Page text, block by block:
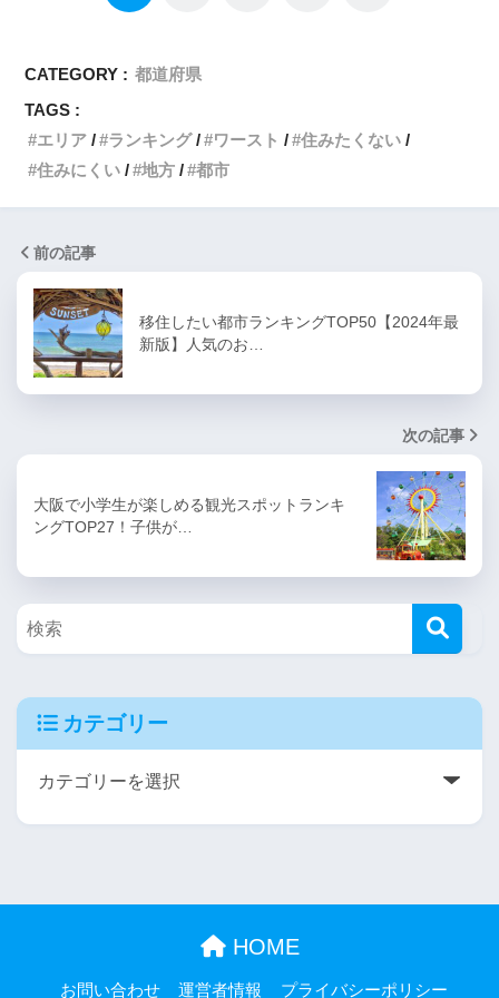
CATEGORY : 都道府県
TAGS :
エリア
ランキング ワースト
住みたくない
住みにくい
地方 都市
前の記事
移住したい都市ランキングTOP50【2024年最
新版】人気のお…
次の記事
大阪で小学生が楽しめる観光スポットランキ
ングTOP27！子供が…
カテゴリー
HOME
お問い合わせ 運営者情報 プライバシーポリシー